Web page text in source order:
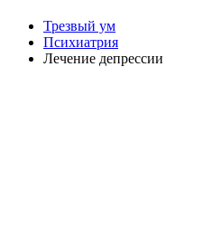
Трезвый ум
Психиатрия
Лечение депрессии